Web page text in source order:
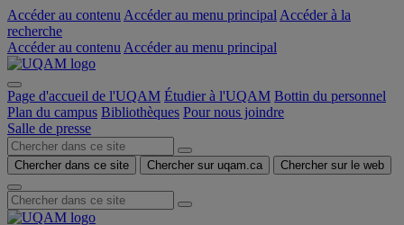
Accéder au contenu Accéder au menu principal Accéder à la
recherche
Accéder au contenu Accéder au menu principal
Page d'accueil de l'UQAM Étudier à l'UQAM Bottin du personnel
Plan du campus Bibliothèques Pour nous joindre
Salle de presse
Chercher dans ce site Chercher sur uqam.ca Chercher sur le web